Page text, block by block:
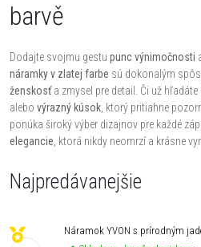
barvě
Dodajte svojmu gestu punc výnimočnosti
náramky v zlatej farbe sú dokonalým
ženskosťa zmysel pre detail. Či už hľadáte
alebo výrazný kúsok , ktorý pritiahne
ponúka široký výber dizajnov pre každé
elegancie , ktorá nikdy neomrzí a krásne
Najpredávanejšie
Náramok YVON s prírodným